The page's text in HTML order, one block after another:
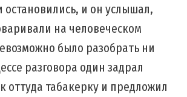
и он услышал,
на человеческом
было разобрать ни
разговора один задрал
оттуда табакерку и предложил